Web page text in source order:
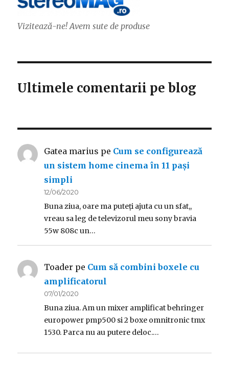
Vizitează-ne! Avem sute de produse
Ultimele comentarii pe blog
Gatea marius pe Cum se configurează
un sistem home cinema în 11 pași
simpli
12/06/2020
Buna ziua, oare ma puteți ajuta cu un sfat,,
vreau sa leg de televizorul meu sony bravia
55w 808c un…
Toader pe Cum să combini boxele cu
amplificatorul
07/01/2020
Buna ziua. Am un mixer amplificat behringer
europower pmp500 si 2 boxe omnitronic tmx
1530. Parca nu au putere deloc.…